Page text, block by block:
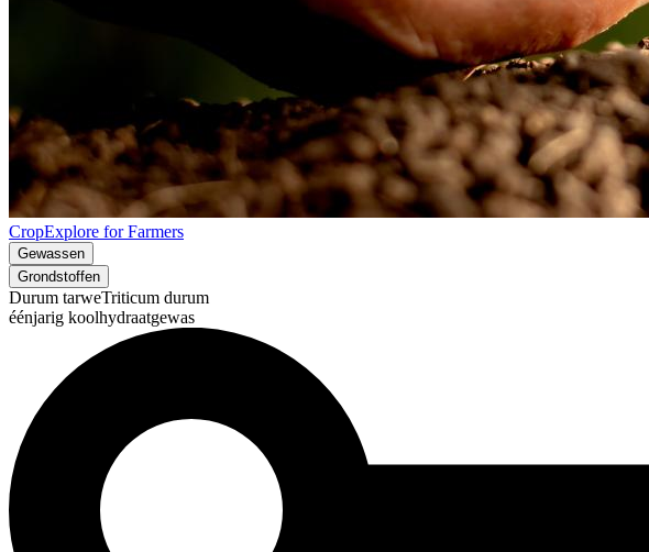
CropExplore for Farmers
Gewassen
Grondstoffen
Durum tarweTriticum durum
éénjarig koolhydraatgewas